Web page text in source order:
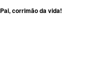
Pai, corrimão da vida!